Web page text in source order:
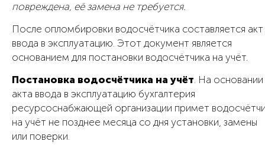
повреждена, её замена не требуется.
После опломбировки водосчётчика составляется акт
ввода в эксплуатацию. Этот документ является
основанием для постановки водосчётчика на учёт.
Постановка водосчётчика на учёт. На основании
акта ввода в эксплуатацию бухгалтерия
ресурсоснабжающей организации примет
на учёт не позднее месяца со дня установки, замены
или поверки.